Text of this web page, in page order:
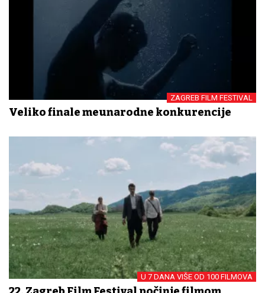
ZAGREB FILM FESTIVAL
Veliko finale međunarodne konkurencije
U 7 DANA VIŠE OD 100 FILMOVA